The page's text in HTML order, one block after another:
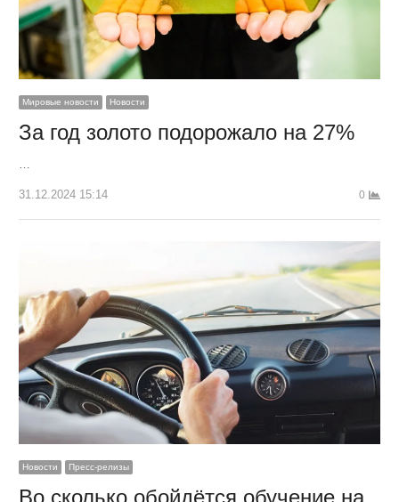
Мировые новости Новости
За год золото подорожало на 27%
…
31.12.2024 15:14 0
Новости Пресс-релизы